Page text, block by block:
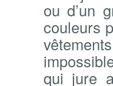
ou d’un
couleurs
qui jure